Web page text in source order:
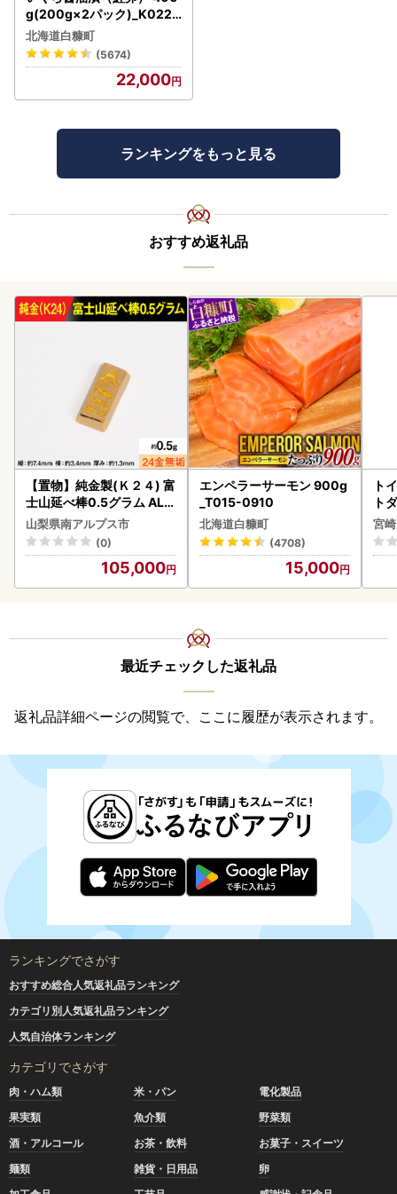
g(200g×2パック)_K022-
1676
北海道白糠町
(5674)
22,000
ランキングをもっと見る
おすすめ返礼品
【置物】純金製(Ｋ２４) 富
士山延べ棒0.5グラム ALP
BK181
山梨県南アルプス市
(0)
105,000
エンペラーサーモン 900g
_T015-0910
北海道白糠町
(4708)
15,000
ト
ト
速
宮
最近チェックした返礼品
返礼品詳細ページの閲覧で、ここに履歴が表示されます。
ランキングでさがす
おすすめ総合人気返礼品ランキング
カテゴリ別人気返礼品ランキング
人気自治体ランキング
カテゴリでさがす
肉・ハム類 米・パン
電化製品
果実類
魚介類
野菜類
酒・アルコール
お茶・飲料
お菓子・スイーツ
麺類
雑貨・日用品
卵